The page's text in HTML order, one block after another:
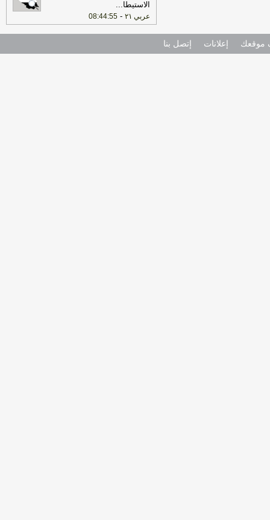
الاستيطا...
عربي ٢١ -
08:44:55
موقعك إعلانات إتصل بنا